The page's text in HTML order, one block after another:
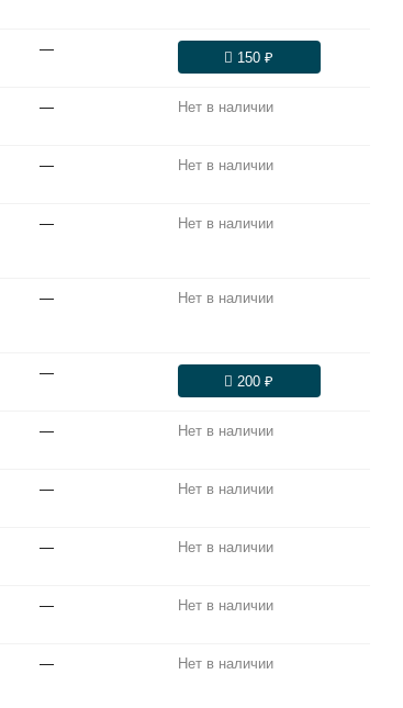
—
150 ₽
— Нет в наличии
— Нет в наличии
— Нет в наличии
— Нет в наличии
—
200 ₽
— Нет в наличии
— Нет в наличии
— Нет в наличии
— Нет в наличии
— Нет в наличии